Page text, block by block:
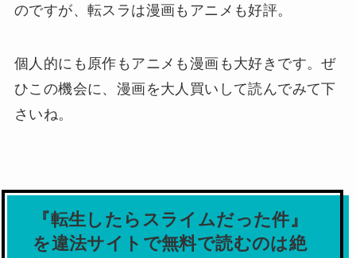
のですが、転スラは漫画もアニメも好評。
個人的にも原作もアニメも漫画も大好きです。ぜ
ひこの機会に、漫画を大人買いして読んでみて下
さいね。
『転生したらスライムだった件』
を違法サイトで無料で読むのは絶